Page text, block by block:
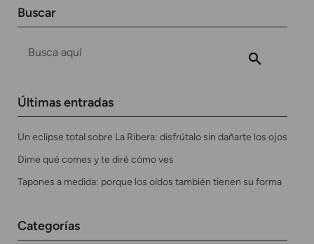
Buscar
Últimas entradas
Un eclipse total sobre La Ribera: disfrútalo sin dañarte los ojos
Dime qué comes y te diré cómo ves
Tapones a medida: porque los oídos también tienen su forma
Categorías